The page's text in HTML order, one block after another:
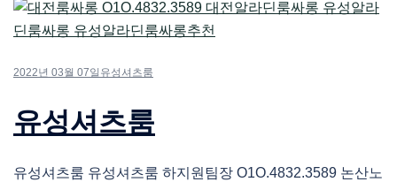
2022년 03월 07일 유성셔츠룸
유성셔츠룸
유성셔츠룸 유성셔츠룸 하지원팀장 O1O.4832.3589 논산노